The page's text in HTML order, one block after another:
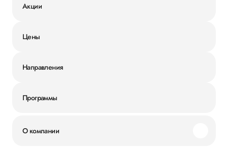
Акции
Цены
Направления
Программы
О компании